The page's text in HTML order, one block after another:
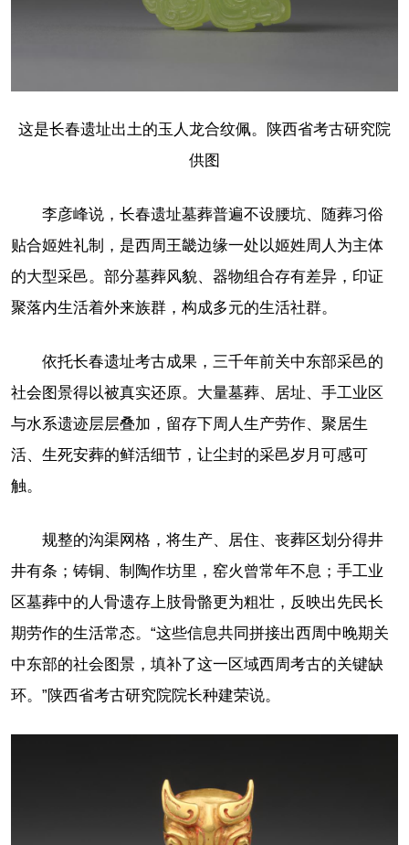
这是长春遗址出土的玉人龙合纹佩。陕西省考古研究院
供图
李彦峰说，长春遗址墓葬普遍不设腰坑、随葬习俗
贴合姬姓礼制，是西周王畿边缘一处以姬姓周人为主体
的大型采邑。部分墓葬风貌、器物组合存有差异，印证
聚落内生活着外来族群，构成多元的生活社群。
依托长春遗址考古成果，三千年前关中东部采邑的
社会图景得以被真实还原。大量墓葬、居址、手工业区
与水系遗迹层层叠加，留存下周人生产劳作、聚居生
活、生死安葬的鲜活细节，让尘封的采邑岁月可感可
触。
规整的沟渠网格，将生产、居住、丧葬区划分得井
井有条；铸铜、制陶作坊里，窑火曾常年不息；手工业
区墓葬中的人骨遗存上肢骨骼更为粗壮，反映出先民长
期劳作的生活常态。“这些信息共同拼接出西周中晚期关
中东部的社会图景，填补了这一区域西周考古的关键缺
环。”陕西省考古研究院院长种建荣说。